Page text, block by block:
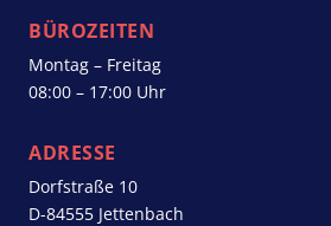
BÜROZEITEN
Montag – Freitag
08:00 – 17:00 Uhr
ADRESSE
Dorfstraße 10
D-84555 Jettenbach